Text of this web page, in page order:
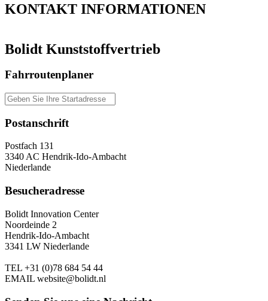
KONTAKT INFORMATIONEN
Bolidt Kunststoffvertrieb
Fahrroutenplaner
Postanschrift
Postfach 131
3340 AC Hendrik-Ido-Ambacht
Niederlande
Besucheradresse
Bolidt Innovation Center
Noordeinde 2
Hendrik-Ido-Ambacht
3341 LW Niederlande
TEL +31 (0)78 684 54 44
EMAIL website@bolidt.nl